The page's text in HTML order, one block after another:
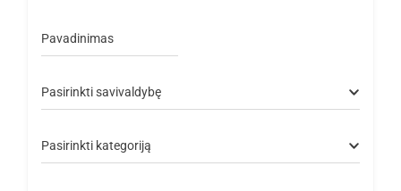
Pavadinimas
Pasirinkti savivaldybę
Pasirinkti kategoriją